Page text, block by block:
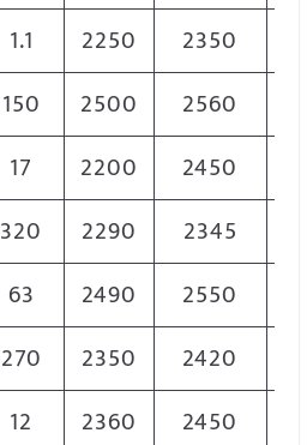
1.1 2250 2350
150 2500 2560
17 2200 2450
320 2290 2345
63 2490 2550
270 2350 2420
12 2360 2450